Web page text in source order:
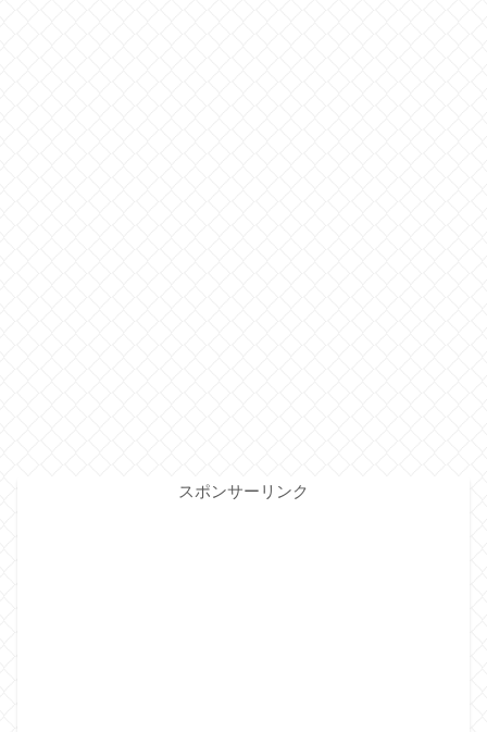
スポンサーリンク